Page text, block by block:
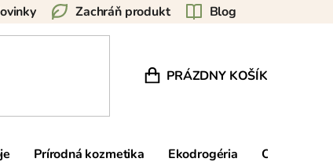
Blog
Zachráň produkt
NÁKUPNÝ KOŠÍK
PRÁZDNY KOŠÍK
Prírodná kozmetika Ekodrogéria Ostatné